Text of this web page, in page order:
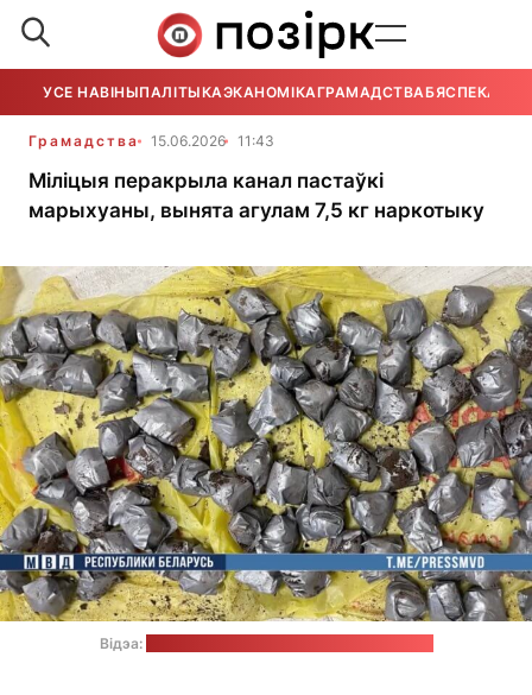
УСЕ НАВІНЫПАЛІТЫКАЭКАНОМІКАГРАМАДСТВАБЯСПЕКА
Грамадства 15.06.2026 11:43
Міліцыя перакрыла канал пастаўкі
марыхуаны, вынята агулам 7,5 кг наркотыку
Відэа: